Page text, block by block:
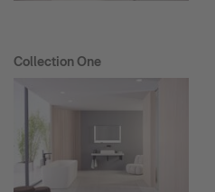
Collection One